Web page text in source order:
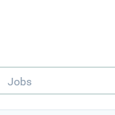
Jobs